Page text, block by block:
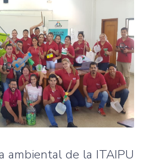
ambiental de la ITAIPU